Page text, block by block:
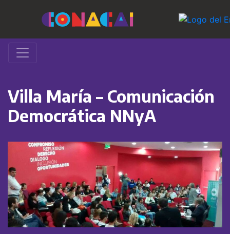
Villa María – Comunicación
Democrática NNyA